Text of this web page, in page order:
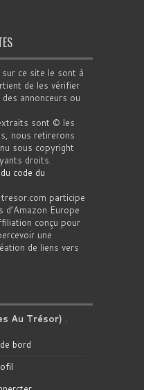
ce site le sont à
de les vérifier
annonceurs ou
sont © les
nous retirerons
sous copyright
droits.
code du
participe
d’Amazon Europe
conçu pour
une
de liens vers
Au Trésor) .
bord